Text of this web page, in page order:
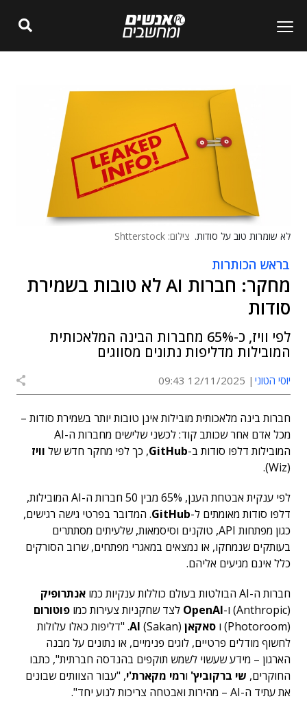
לא שומרות טוב על סודות. צילום: Shtterstock
בראש הכותרות
מחקר: חברות AI לא טובות בשמירת
סודות
לפי וויז, כ-65% מחברות הבינה המלאכותית
המובילות מדליפות נתונים מסווגים
יוסי הטוני 12/11/2025 09:43
חברות בינה מלאכותית מובילות אינן טובות יותר בשמירת סודות –
מכל אדם אחר שכותב קוד: לכשני שלישים מחברות ה-AI
המובילות דלפו סודות ב-GitHub, כך לפי מחקר חדש של וויז
(Wiz).
לפי ענקית אבטחת הענן, 65% מבין 50 חברות ה-AI המובילות,
דלפו סודות מאומתים ל-GitHub. המדובר בפרטי גישה רגישים,
כגון מפתחות API, טוקנים וסיסמאות, שלעיתים מסתתרים
בעותקים שנמחקו, או נמצאים במאגרי מפתחים, שרוב הסורקים
כלל אינם מגיעים אליהם.
חברות ה-AI הבולטות בעולם כוללות ענקיות כמו
אנתרופיק
(Anthropic) ו-
OpenAI לצד שחקניות צעירות כמו פוטורום
(Photoroom) ו
סאקאן (Sakan)
AI. "דליפות כאלו עלולות
לחשוף מודלים פרטיים, לוגים פנימיים, או נתונים על מבנה
הארגון – מידע שעשוי לשמש תוקפים בהנדסה חברתית", כתבו
החוקרים, שי ברקוביץ' ורמי מקארת'י, "עבור הצוותים שבונים
את עתיד ה-AI – מהירות ואבטחה צריכות לנוע יחד".